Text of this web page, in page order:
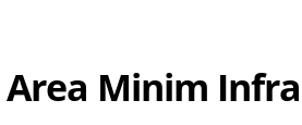
Area Minim